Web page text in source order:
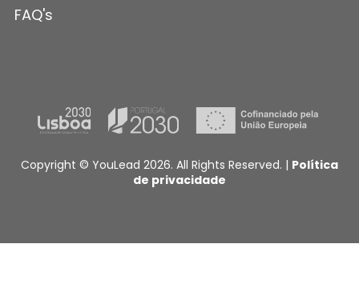
FAQ's
Copyright © YouLead 2026. All Rights Reserved. | Política
de privacidade